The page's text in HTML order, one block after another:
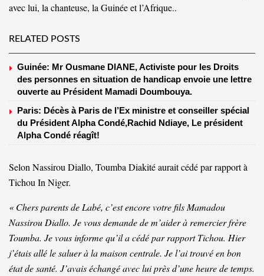
avec lui, la chanteuse, la Guinée et l’Afrique..
RELATED POSTS
Guinée: Mr Ousmane DIANE, Activiste pour les Droits
des personnes en situation de handicap envoie une lettre
ouverte au Président Mamadi Doumbouya.
Paris: Décès à Paris de l’Ex ministre et conseiller spécial
du Président Alpha Condé,Rachid Ndiaye, Le président
Alpha Condé réagît!
Selon Nassirou Diallo, Toumba Diakité aurait cédé par rapport à
Tichou In Niger.
« Chers parents de Labé, c’est encore votre fils Mamadou
Nassirou Diallo. Je vous demande de m’aider à remercier frère
Toumba. Je vous informe qu’il a cédé par rapport Tichou. Hier
j’étais allé le saluer à la maison centrale. Je l’ai trouvé en bon
état de santé. J’avais échangé avec lui près d’une heure de temps.